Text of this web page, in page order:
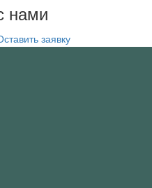
нами